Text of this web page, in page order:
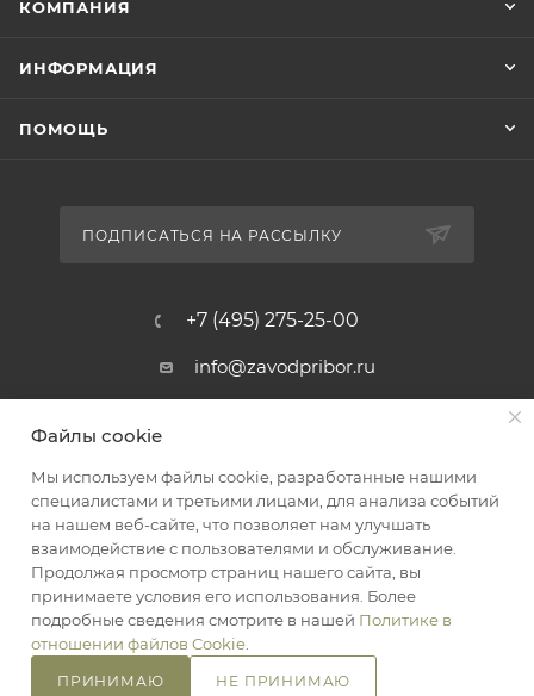
КОМПАНИЯ
ИНФОРМАЦИЯ
ПОМОЩЬ
ПОДПИСАТЬСЯ НА РАССЫЛКУ
+7 (495) 275-25-00
info@zavodpribor.ru
2016-2026 © ЗаводПрибор - Измерительные приборы
Оферта
Конфиденциальность
Файлы cookie
Мы используем файлы cookie, разработанные нашими
специалистами и третьими лицами, для анализа событий
на нашем веб-сайте, что позволяет нам улучшать
взаимодействие с пользователями и обслуживание.
Продолжая просмотр страниц нашего сайта, вы
принимаете условия его использования. Более
подробные сведения смотрите в нашей Политике в
отношении файлов Cookie
ПРИНИМАЮ НЕ ПРИНИМАЮ